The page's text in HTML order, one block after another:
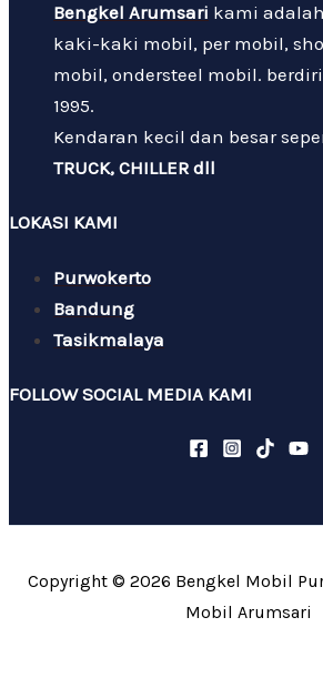
Bengkel Arumsari kami adalah
kaki-kaki mobil, per mobil,
mobil, ondersteel mobil.
1995.
Kendaran kecil dan besar
TRUCK, CHILLER dll
LOKASI KAMI
Purwokerto
Bandung
Tasikmalaya
FOLLOW SOCIAL MEDIA KAMI
Copyright © 2026 Bengkel Mobil
Mobil Arumsari